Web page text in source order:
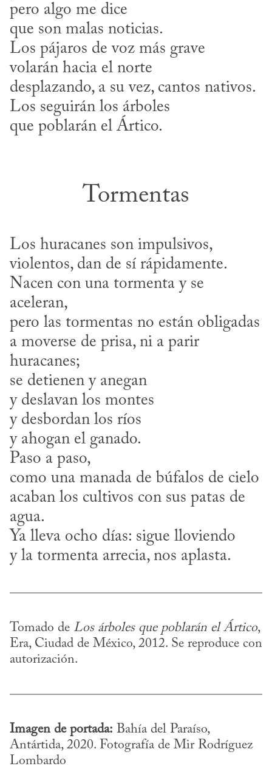
pero algo me dice
que son malas noticias.
Los pájaros de voz más grave
volarán hacia el norte
desplazando, a su vez, cantos nativos.
Los seguirán los árboles
que poblarán el Ártico.
Tormentas
Los huracanes son impulsivos,
violentos, dan de sí rápidamente.
Nacen con una tormenta y se
aceleran,
pero las tormentas no están obligadas
a moverse de prisa, ni a parir
huracanes;
se detienen y anegan
y deslavan los montes
y desbordan los ríos
y ahogan el ganado.
Paso a paso,
como una manada de búfalos de cielo
acaban los cultivos con sus patas de
agua.
Ya lleva ocho días: sigue lloviendo
y la tormenta arrecia, nos aplasta.
Tomado de Los árboles que poblarán el Ártico,
Era, Ciudad de México, 2012. Se reproduce con
autorización.
Imagen de portada: Bahía del Paraíso,
Antártida, 2020. Fotografía de Mir Rodríguez
Lombardo